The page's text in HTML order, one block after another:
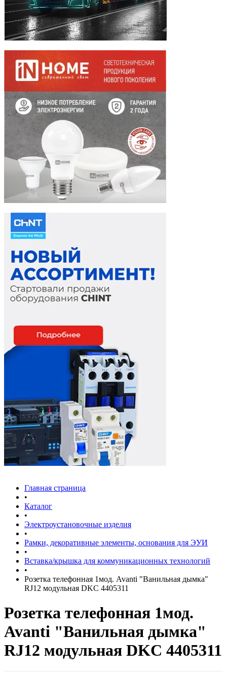
Главная страница
•
Каталог
•
Электроустановочные изделия
•
Рамки, декоративные элементы, основания для ЭУИ
•
Вставка/крышка для коммуникационных технологий
•
Розетка телефонная 1мод. Avanti "Ванильная дымка"
RJ12 модульная DKC 4405311
Розетка телефонная 1мод.
Avanti "Ванильная дымка"
RJ12 модульная DKC 4405311